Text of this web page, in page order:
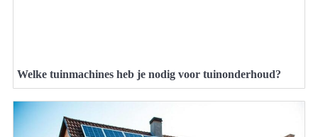
Welke tuinmachines heb je nodig voor tuinonderhoud?